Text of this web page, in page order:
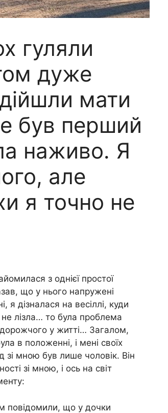
гуляли
дуже
мати
був перший
наживо. Я
але
я точно не
з однієї простої
що у нього напружені
я дізналася на весіллі, куди
лізла… то була проблема
у житті… Загалом,
в положенні, і мені своїх
зі мною був лише чоловік. Він
зі мною, і ось на світ
повідомили, що у дочки